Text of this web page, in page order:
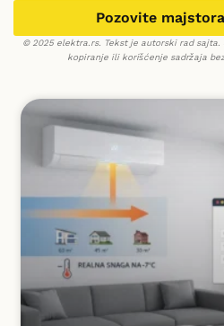
Pozovite
© 2025 elektra.rs. Tekst je autorski rad sajta.
kopiranje ili korišćenje sadržaja